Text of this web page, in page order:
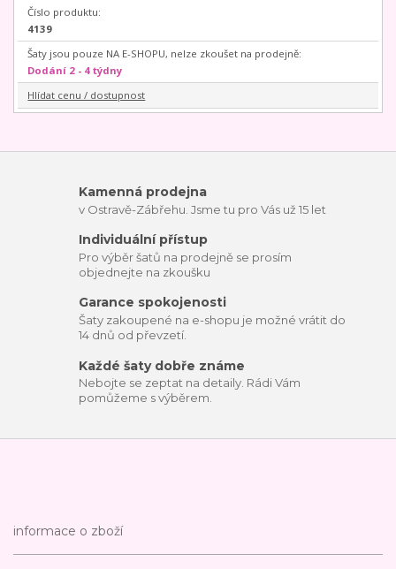
Číslo produktu:
4139
Šaty jsou pouze NA E-SHOPU, nelze zkoušet na prodejně:
Dodání 2 - 4 týdny
Hlídat cenu / dostupnost
Kamenná prodejna
v Ostravě-Zábřehu. Jsme tu pro Vás už 15 let
Individuální přístup
Pro výběr šatů na prodejně se prosím
objednejte na zkoušku
Garance spokojenosti
Šaty zakoupené na e-shopu je možné vrátit do
14 dnů od převzetí.
Každé šaty dobře známe
Nebojte se zeptat na detaily. Rádi Vám
pomůžeme s výběrem.
informace o zboží